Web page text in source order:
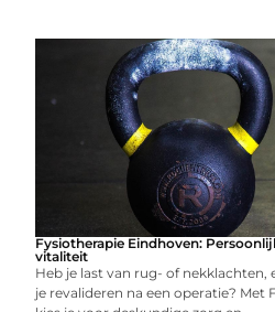
Fysiotherapie Eindhoven:
vitaliteit
Heb je last van rug- of nekklachten,
je revalideren na een operatie? Met